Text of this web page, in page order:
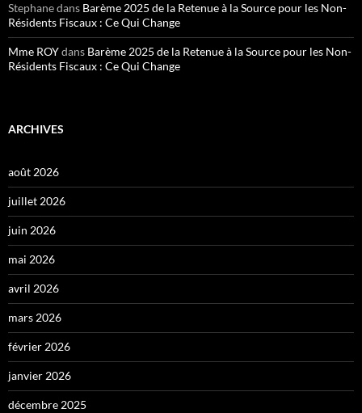
Stephanedans Barème 2025 de la Retenue à la Source pour les Non-
Résidents Fiscaux : Ce Qui Change
Mme ROYdans Barème 2025 de la Retenue à la Source pour les Non-
Résidents Fiscaux : Ce Qui Change
ARCHIVES
août 2026
juillet 2026
juin 2026
mai 2026
avril 2026
mars 2026
février 2026
janvier 2026
décembre 2025